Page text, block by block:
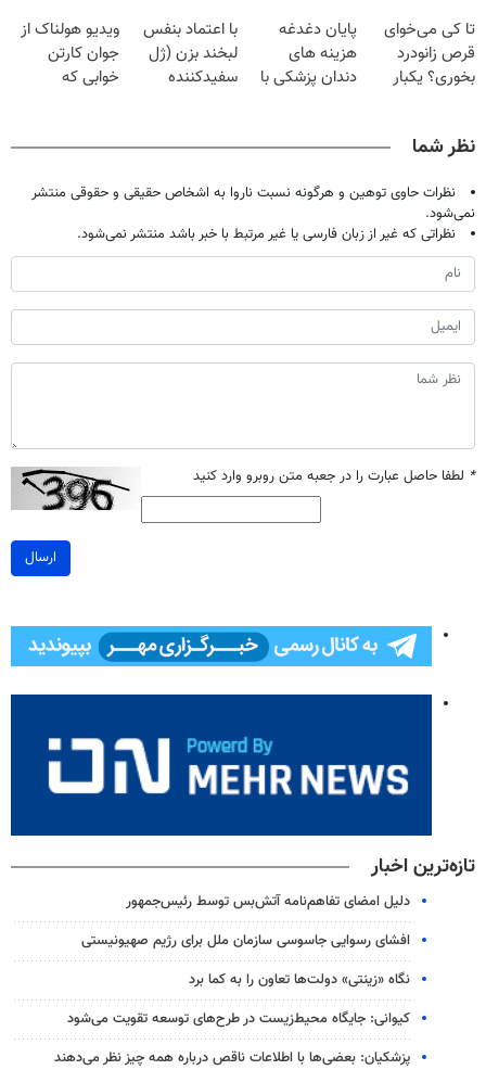
امشب)
صحبت کنید)
تا کی می‌خوای
قرص زانودرد
بخوری؟ یکبار
پایان دغدغه
هزینه های
دندان پزشکی با
با اعتماد بنفس
لبخند بزن (ژل
سفیدکننده
ویدیو هولناک از
جوان کارتن
خوابی که
نظر شما
نظرات حاوی توهین و هرگونه نسبت ناروا به اشخاص حقیقی و حقوقی منتشر
نمی‌شود.
نظراتی که غیر از زبان فارسی یا غیر مرتبط با خبر باشد منتشر نمی‌شود.
* لطفا حاصل عبارت را در جعبه متن روبرو وارد کنید
ارسال
تازه‌ترین اخبار
دلیل امضای تفاهم‌نامه آتش‌بس توسط رئیس‌جمهور
افشای رسوایی جاسوسی سازمان ملل برای رژیم صهیونیستی
نگاه «زینتی» دولت‌ها تعاون را به کما برد
کیوانی: جایگاه محیط‌زیست در طرح‌های توسعه تقویت می‌شود
پزشکیان: بعضی‌ها با اطلاعات ناقص درباره همه چیز نظر می‌دهند